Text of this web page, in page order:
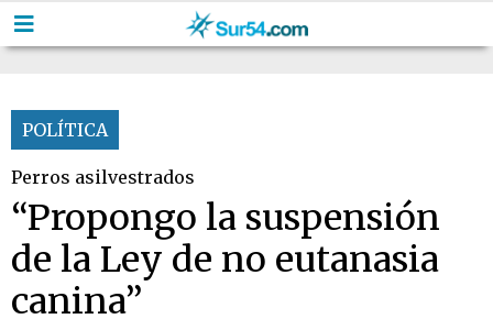
POLÍTICA
Perros asilvestrados
“Propongo la suspensión
de la Ley de no eutanasia
canina”